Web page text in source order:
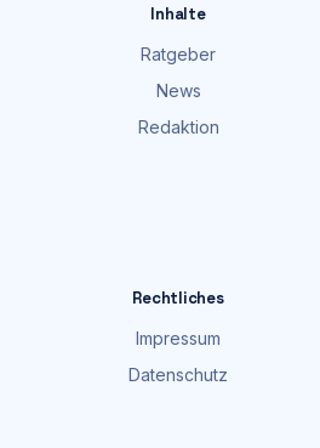
Inhalte
Ratgeber
News
Redaktion
Rechtliches
Impressum
Datenschutz